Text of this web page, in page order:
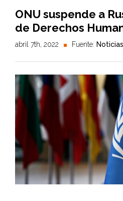
ONU suspende a
de Derechos
abril 7th, 2022 Fuente: